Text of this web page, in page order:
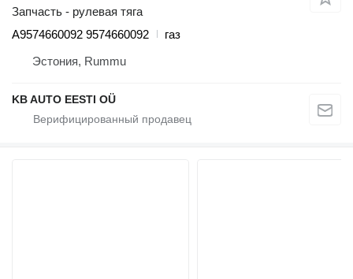
Запчасть - рулевая тяга
A9574660092 9574660092
газ
Эстония, Rummu
KB AUTO EESTI OÜ